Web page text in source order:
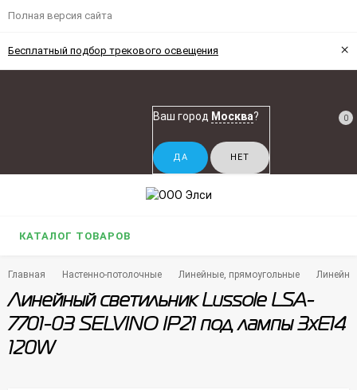
Полная версия сайта
Бесплатный подбор трекового освещения ×
Ваш город Москва? 0
КАТАЛОГ ТОВАРОВ
Главная Настенно-потолочные Линейные, прямоугольные
Линейный светильник Lussole LSA-
7701-03 SELVINO IP21 под лампы 3xE14
120W